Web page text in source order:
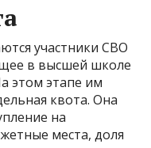
участники СВО
в высшей школе
этом этапе им
квота. Она
на
места, доля